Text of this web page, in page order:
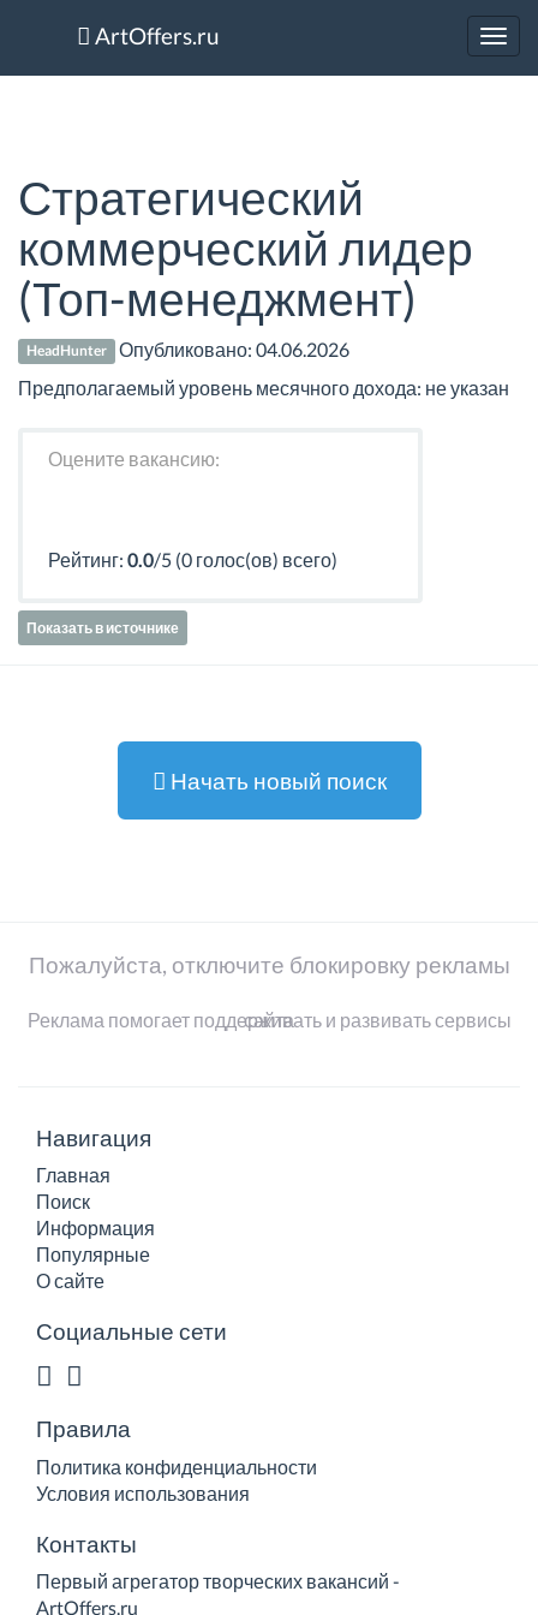
ArtOffers.ru
Стратегический
коммерческий лидер
(Топ-менеджмент)
HeadHunter Опубликовано:04.06.2026
Предполагаемый уровень месячного дохода: не указан
Оцените вакансию:
Рейтинг: 0.0/5 (0 голос(ов) всего)
Показать в источнике
Начать новый поиск
Пожалуйста, отключите блокировку рекламы
Реклама помогает поддерживать и развивать сервисы сайта
Навигация
Главная
Поиск
Информация
Популярные
О сайте
Социальные сети
Правила
Политика конфиденциальности
Условия использования
Контакты
Первый агрегатор творческих вакансий -
ArtOffers.ru